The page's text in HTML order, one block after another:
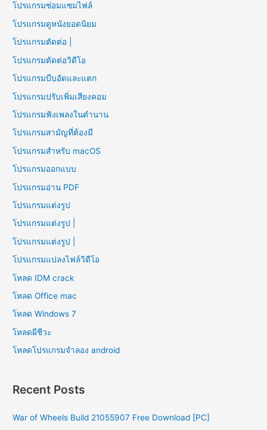
โปรแกรมซ่อมแซมไฟล์
โปรแกรมดูหนังยอดนิยม
โปรแกรมตัดต่อ |
โปรแกรมตัดต่อวิดีโอ
โปรแกรมบีบอัดและแตก
โปรแกรมปรับเพิ่มเสียงคอม
โปรแกรมฟังเพลงในตำนาน
โปรแกรมสามัญที่ต้องมี
โปรแกรมสำหรับ macOS
โปรแกรมออกแบบ
โปรแกรมอ่าน PDF
โปรแกรมแต่งรูป
โปรแกรมแต่งรูป |
โปรแกรมแต่งรูป |
โปรแกรมแปลงไฟล์วิดีโอ
โหลด IDM crack
โหลด Office mac
โหลด Windows 7
โหลดผีชีวะ
โหลดโปรแกรมจําลอง android
Recent Posts
War of Wheels Build 21055907 Free Download [PC]